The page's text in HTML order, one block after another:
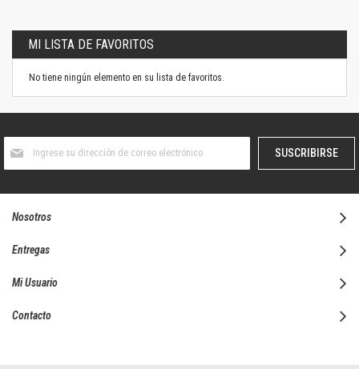
MI LISTA DE FAVORITOS
No tiene ningún elemento en su lista de favoritos.
boletín
SUSCRIBIRSE
Nosotros
Entregas
Mi Usuario
Contacto